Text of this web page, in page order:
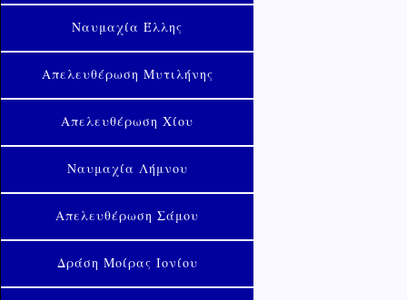
Ναυμαχία Έλλης
Απελευθέρωση Μυτιλήνης
Απελευθέρωση Χίου
Ναυμαχία Λήμνου
Απελευθέρωση Σάμου
Δράση Μοίρας Ιονίου